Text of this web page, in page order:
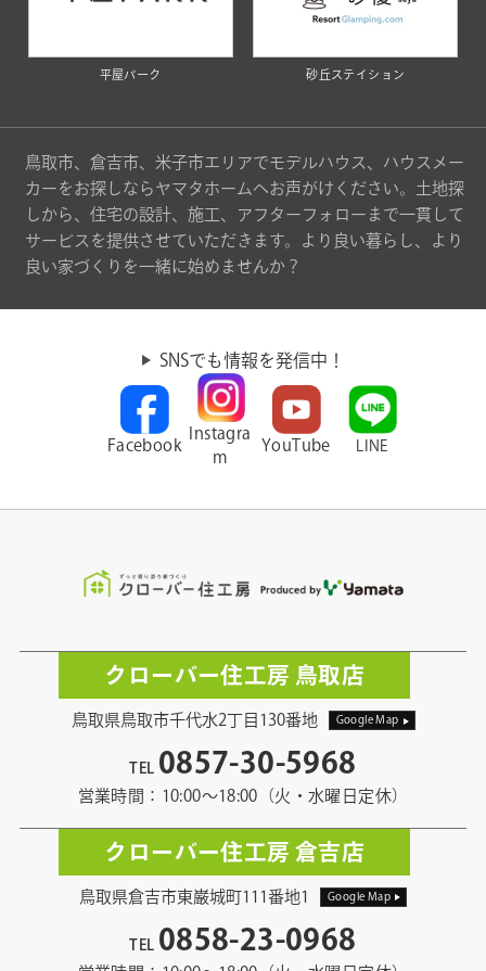
平屋パーク 砂丘ステイション
鳥取市、倉吉市、米子市エリアでモデルハウス、ハウスメー
カーをお探しならヤマタホームへお声がけください。土地探
しから、住宅の設計、施工、アフターフォローまで一貫して
サービスを提供させていただきます。より良い暮らし、より
良い家づくりを一緒に始めませんか？
SNSでも情報を発信中！
Facebook
Instagra
m
YouTube LINE
クローバー住工房 鳥取店
鳥取県鳥取市千代水2丁目130番地 Google Map
TEL 0857-30-5968
営業時間：10:00〜18:00（火・水曜日定休）
クローバー住工房 倉吉店
鳥取県倉吉市東巌城町111番地1 Google Map
TEL 0858-23-0968